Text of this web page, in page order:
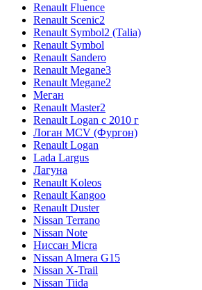
Renault Fluence
Renault Scenic2
Renault Symbol2 (Talia)
Renault Symbol
Renault Sandero
Renault Megane3
Renault Megane2
Меган
Renault Master2
Renault Logan c 2010 г
Логан МСV (Фургон)
Renault Logan
Lada Largus
Лагуна
Renault Koleos
Renault Kangoo
Renault Duster
Nissan Terrano
Nissan Note
Ниссан Micra
Nissan Almera G15
Nissan X-Trail
Nissan Tiida